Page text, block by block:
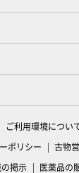
ご利用環境につい
ポリシー
古物
掲示
医薬品の